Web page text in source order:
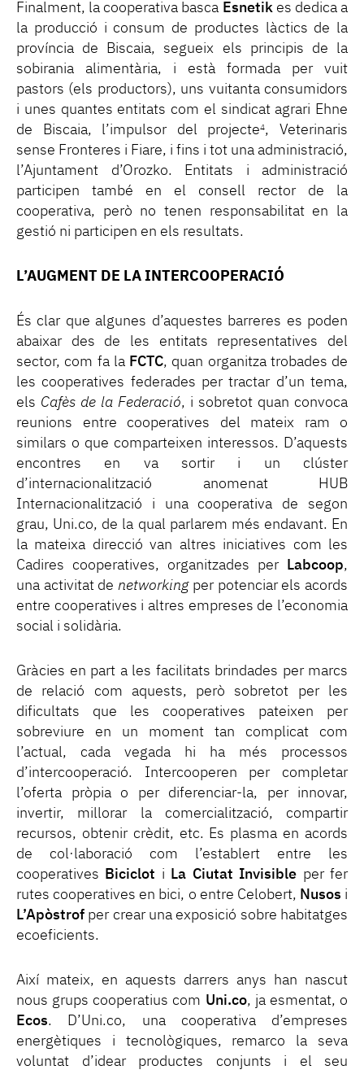
Finalment, la cooperativa basca Esnetikes dedica a
la producció i consum de productes làctics de la
província de Biscaia, segueix els principis de la
sobirania alimentària, i està formada per vuit
pastors (els productors), uns vuitanta consumidors
i unes quantes entitats com el sindicat agrari Ehne
de Biscaia, l’impulsor del projecte4, Veterinaris
sense Fronteres i Fiare, i fins i tot una administració,
l’Ajuntament d’Orozko. Entitats i administració
participen també en el consell rector de la
cooperativa, però no tenen responsabilitat en la
gestió ni participen en els resultats.
L’AUGMENT DE LA INTERCOOPERACIÓ
És clar que algunes d’aquestes barreres es poden
abaixar des de les entitats representatives del
sector, com fa la FCTC, quan organitza trobades de
les cooperatives federades per tractar d’un tema,
els Cafès de la Federació, i sobretot quan convoca
reunions entre cooperatives del mateix ram o
similars o que comparteixen interessos. D’aquests
encontres en va sortir i un clúster
d’internacionalització anomenat HUB
Internacionalització i una cooperativa de segon
grau, Uni.co, de la qual parlarem més endavant. En
la mateixa direcció van altres iniciatives com les
Cadires cooperatives, organitzades per
Labcoop,
una activitat denetworking per potenciar els acords
entre cooperatives i altres empreses de l’economia
social i solidària.
Gràcies en part a les facilitats brindades per marcs
de relació com aquests, però sobretot per les
dificultats que les cooperatives pateixen per
sobreviure en un moment tan complicat com
l’actual, cada vegada hi ha més processos
d’intercooperació. Intercooperen per completar
l’oferta pròpia o per diferenciar-la, per innovar,
invertir, millorar la comercialització, compartir
recursos, obtenir crèdit, etc. Es plasma en acords
de col·laboració com l’establert entre les
cooperatives
Biciclot i La Ciutat Invisible per fer
rutes cooperatives en bici, o entre Celobert, Nusos i
L’Apòstrof per crear una exposició sobre habitatges
ecoeficients.
Així mateix, en aquests darrers anys han nascut
nous grups cooperatius com Uni.co, ja esmentat, o
Ecos. D’Uni.co, una cooperativa d’empreses
energètiques i tecnològiques, remarco la seva
voluntat d’idear productes conjunts i el seu